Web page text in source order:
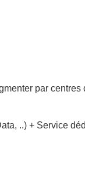
par centres
..) + Service